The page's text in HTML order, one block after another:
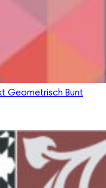
Geometrisch Bunt